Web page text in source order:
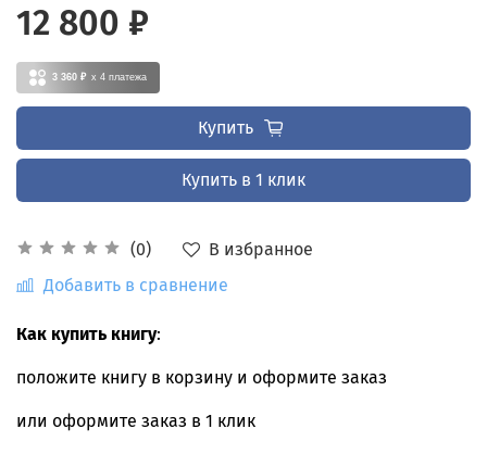
(0)
В избранное
Добавить в сравнение
12 800 ₽
3 360 ₽ x 4 платежа
Купить
Купить в 1 клик
Как купить книгу:
положите книгу в корзину и оформите заказ
или оформите заказ в 1 клик